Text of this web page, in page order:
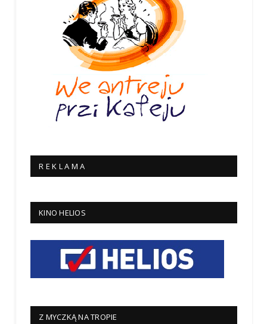
R E K L A M A
KINO HELIOS
Z MYCZKĄ NA TROPIE